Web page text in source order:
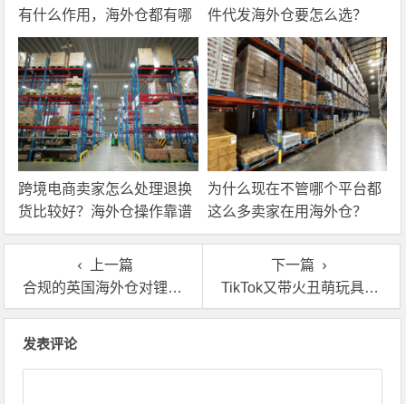
有什么作用，海外仓都有哪
些核心服务？
件代发海外仓要怎么选？
跨境电商卖家怎么处理退换
货比较好？海外仓操作靠谱
吗？
为什么现在不管哪个平台都
这么多卖家在用海外仓？
上一篇
合规的英国海外仓对锂电池出口卖家为什么这么重要？
下一篇
TikTok又带火丑萌玩具？这波热度英国自营海外仓帮你接住
发表评论